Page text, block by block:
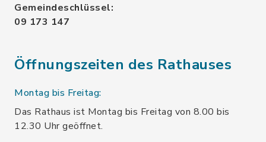
Gemeindeschlüssel:
09 173 147
Öffnungszeiten des Rathauses
Montag bis Freitag:
Das Rathaus ist Montag bis Freitag von 8.00 bis
12.30 Uhr geöffnet.